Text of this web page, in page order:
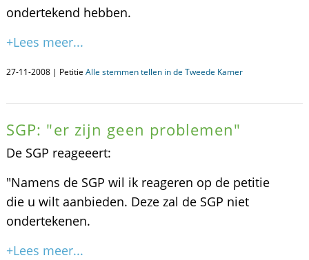
ondertekend hebben.
+Lees meer...
27-11-2008 | Petitie Alle stemmen tellen in de Tweede Kamer
SGP: "er zijn geen problemen"
De SGP reageeert:
"Namens de SGP wil ik reageren op de petitie
die u wilt aanbieden. Deze zal de SGP niet
ondertekenen.
+Lees meer...